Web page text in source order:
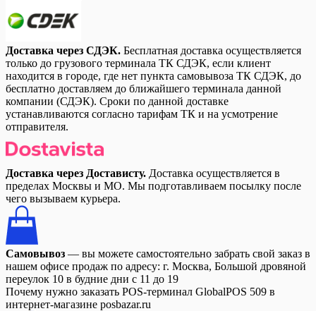
Доставка через СДЭК. Бесплатная доставка осуществляется
только до грузового терминала ТК СДЭК, если клиент
находится в городе, где нет пункта самовывоза ТК СДЭК, до
бесплатно доставляем до ближайшего терминала данной
компании (СДЭК). Сроки по данной доставке
устанавливаются согласно тарифам ТК и на усмотрение
отправителя.
Доставка через Достависту. Доставка осуществляется в
пределах Москвы и МО. Мы подготавливаем посылку после
чего вызываем курьера.
Самовывоз — вы можете самостоятельно забрать свой заказ в
нашем офисе продаж по адресу: г. Москва, Большой дровяной
переулок 10 в будние дни с 11 до 19
Почему нужно заказать POS-терминал GlobalPOS 509 в
интернет-магазине posbazar.ru